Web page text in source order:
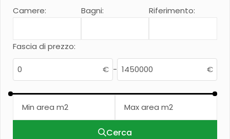
Camere: Bagni: Riferimento:
Fascia di prezzo:
€ - €
Cerca